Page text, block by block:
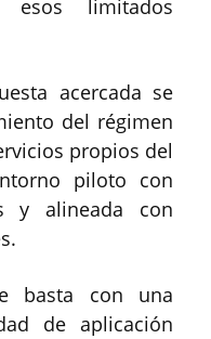
esos limitados
acercada se
del régimen
propios del
piloto con
y alineada con
basta con una
de aplicación